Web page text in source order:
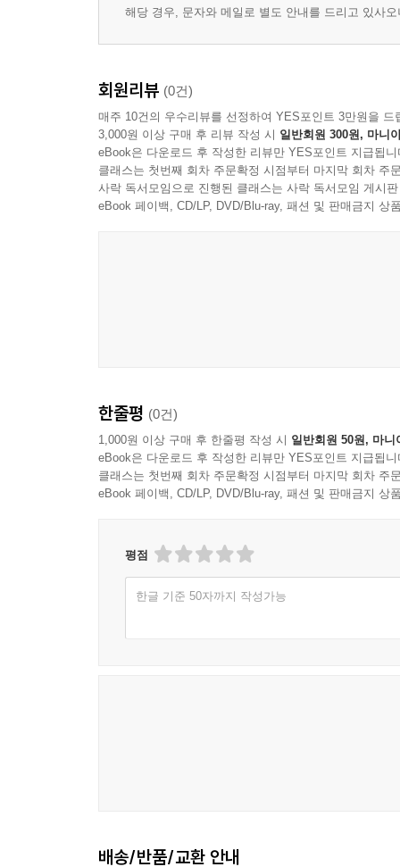
해당 경우, 문자와 메일로 별도 안내를 드리고 있사
회원리뷰 (0건)
매주 10건의 우수리뷰를 선정하여 YES포인트 3만원을 드
3,000원 이상 구매 후 리뷰 작성 시 일반회원 300원, 마니
eBook은 다운로드 후 작성한 리뷰만 YES포인트 지급됩니
클래스는 첫번째 회차 주문확정 시점부터 마지막 회차 주
사락 독서모임으로 진행된 클래스는 사락 독서모임 게시
eBook 페이백, CD/LP, DVD/Blu-ray, 패션 및 판매금지 상
한줄평 (0건)
1,000원 이상 구매 후 한줄평 작성 시 일반회원 50원, 마니
eBook은 다운로드 후 작성한 리뷰만 YES포인트 지급됩니
클래스는 첫번째 회차 주문확정 시점부터 마지막 회차 주
eBook 페이백, CD/LP, DVD/Blu-ray, 패션 및 판매금지 상
평점
한글 기준 50자까지 작성가능
배송/반품/교환 안내